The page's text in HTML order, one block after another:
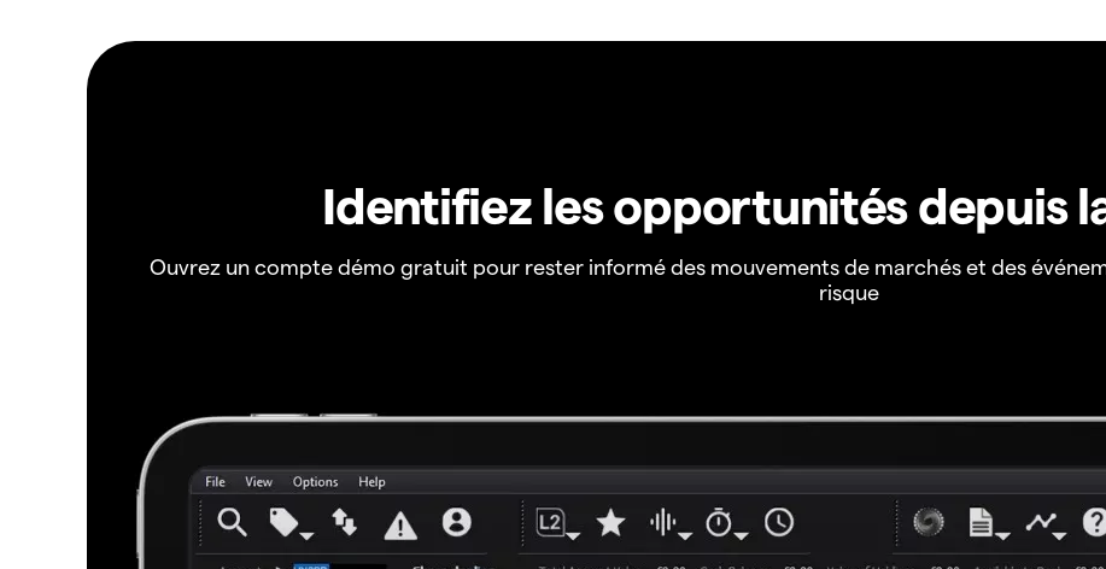
Identifiez les opportunités depuis
Ouvrez un compte démo gratuit pour rester informé des mouvements de marchés et des
risque